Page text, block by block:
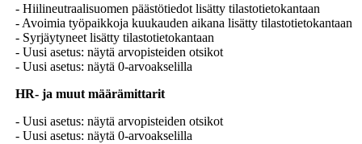
- Hiilineutraalisuomen päästötiedot lisätty tilastotietokantaan
- Avoimia työpaikkoja kuukauden aikana lisätty tilastotietokantaan
- Syrjäytyneet lisätty tilastotietokantaan
- Uusi asetus: näytä arvopisteiden otsikot
- Uusi asetus: näytä 0-arvoakselilla
HR- ja muut määrämittarit
- Uusi asetus: näytä arvopisteiden otsikot
- Uusi asetus: näytä 0-arvoakselilla